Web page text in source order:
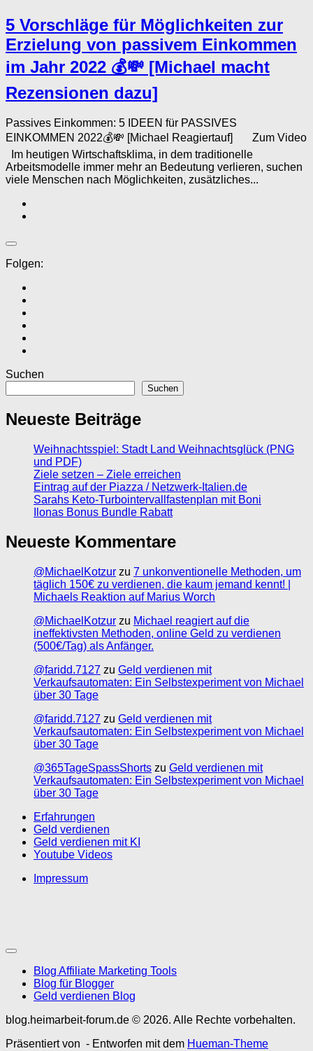
5 Vorschläge für Möglichkeiten zur
Erzielung von passivem Einkommen
im Jahr 2022 💰💸 [Michael macht
Rezensionen dazu]
Passives Einkommen: 5 IDEEN für PASSIVES
EINKOMMEN 2022💰💸 [Michael Reagiertauf] Zum Video
Im heutigen Wirtschaftsklima, in dem traditionelle
Arbeitsmodelle immer mehr an Bedeutung verlieren, suchen
viele Menschen nach Möglichkeiten, zusätzliches...
Folgen:
Suchen
Suchen
Neueste Beiträge
Weihnachtsspiel: Stadt Land Weihnachtsglück (PNG
und PDF)
Ziele setzen – Ziele erreichen
Eintrag auf der Piazza / Netzwerk-Italien.de
Sarahs Keto-Turbointervallfastenplan mit Boni
Ilonas Bonus Bundle Rabatt
Neueste Kommentare
@MichaelKotzur zu 7 unkonventionelle Methoden, um
täglich 150€ zu verdienen, die kaum jemand kennt! |
Michaels Reaktion auf Marius Worch
@MichaelKotzur zu Michael reagiert auf die
ineffektivsten Methoden, online Geld zu verdienen
(500€/Tag) als Anfänger.
@faridd.7127 zu Geld verdienen mit
Verkaufsautomaten: Ein Selbstexperiment von Michael
über 30 Tage
@faridd.7127 zu Geld verdienen mit
Verkaufsautomaten: Ein Selbstexperiment von Michael
über 30 Tage
@365TageSpassShorts zu Geld verdienen mit
Verkaufsautomaten: Ein Selbstexperiment von Michael
über 30 Tage
Erfahrungen
Geld verdienen
Geld verdienen mit KI
Youtube Videos
Impressum
Blog Affiliate Marketing Tools
Blog für Blogger
Geld verdienen Blog
blog.heimarbeit-forum.de © 2026. Alle Rechte vorbehalten.
Präsentiert von - Entworfen mit dem Hueman-Theme